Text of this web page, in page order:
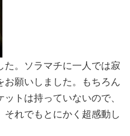
た。ソラマチに一人では寂
お願いしました。もちろん
トは持っていないので、
それでもとにかく超感動し